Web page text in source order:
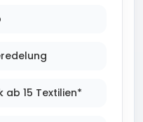
15 Textilien*